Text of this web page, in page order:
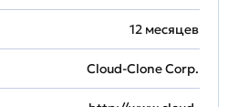
12 месяцев
Cloud-Clone Corp.